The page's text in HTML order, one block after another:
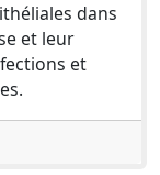
dans
et leur
et